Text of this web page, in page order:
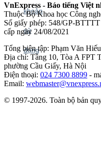
VnExpress - Báo tiếng Việt
Thuộc Bộ Khoa học Công
Số giấy phép: 548/GP-
cấp ngày 24/08/2021
Tổng biên tập: Phạm Văn Hiếu
Địa chỉ: Tầng 10, Tòa A FPT
phường Cầu Giấy, Hà Nội
Điện thoại: 024 7300 8899 -
Email:
© 1997-2026. Toàn bộ bản